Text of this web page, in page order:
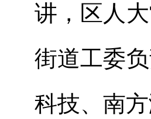
讲，区人
街道工委
科技、南